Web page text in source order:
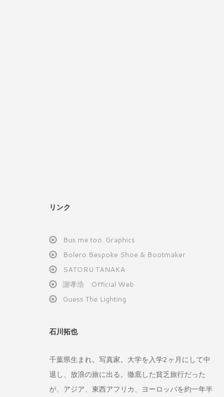
リンク
Bus me too. Graphics
Bolero Bespoke Shoe & Bootmaker
SATORU TANAKA
謝孝浩 Official Web
Guess The Lighting
石川拓也
千葉県生まれ。写真家。大学を入学2ヶ月にして中
退し、放浪の旅に出る。徹底した貧乏旅行だった
が、アジア、東西アフリカ、ヨーロッパを約一年半